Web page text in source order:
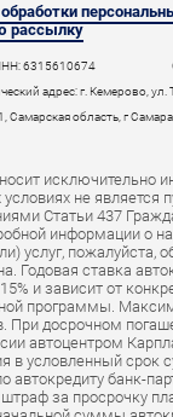
рассылку
6315610674
адрес: г. Кемерово, ул.
область, г
исключительно
не является
Статьи 437
информации о
услуг, пожалуйста,
Годовая ставка
и зависит от
программы.
При досрочном
автоцентром
в условленный срок
автокредиту банк-
за просрочку